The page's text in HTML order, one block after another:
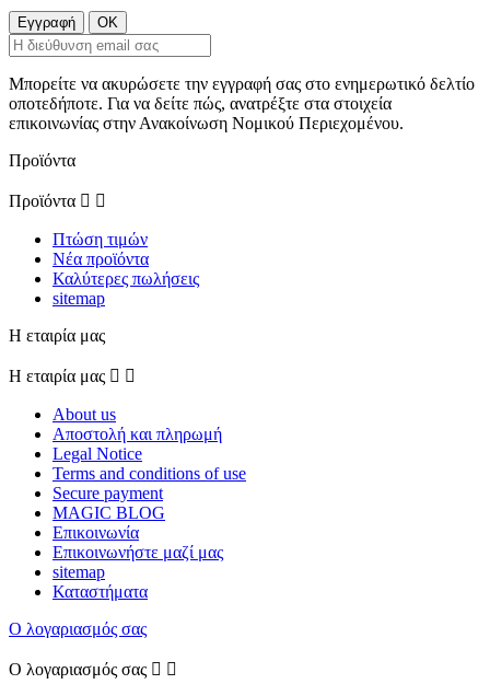
Μπορείτε να ακυρώσετε την εγγραφή σας στο ενημερωτικό δελτίο
οποτεδήποτε. Για να δείτε πώς, ανατρέξτε στα στοιχεία
επικοινωνίας στην Ανακοίνωση Νομικού Περιεχομένου.
Προϊόντα
Προϊόντα  
Πτώση τιμών
Νέα προϊόντα
Καλύτερες πωλήσεις
sitemap
Η εταιρία μας
Η εταιρία μας  
About us
Αποστολή και πληρωμή
Legal Notice
Terms and conditions of use
Secure payment
MAGIC BLOG
Επικοινωνία
Επικοινωνήστε μαζί μας
sitemap
Καταστήματα
Ο λογαριασμός σας
Ο λογαριασμός σας  